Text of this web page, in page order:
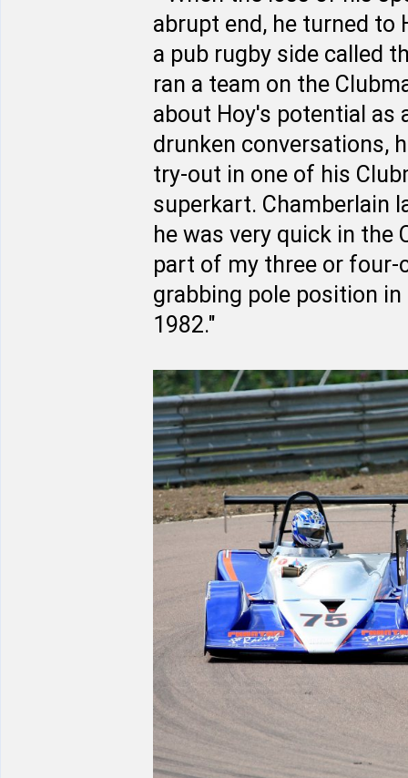
abrupt end, he turned to
a pub rugby side called
ran a team on the
about Hoy's potential as
drunken conversations,
try-out in one of his
superkart. Chamberlain
he was very quick in the
part of my three or four-
grabbing pole position
1982."